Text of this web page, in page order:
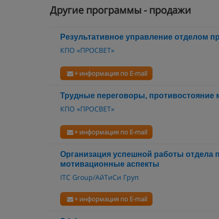
Другие программы - продажи
Результативное управление отделом
КПО «ПРОСВЕТ»
+ информация по E-mail
Трудные переговоры, противостояние
КПО «ПРОСВЕТ»
+ информация по E-mail
Организация успешной работы отдела
мотивационные аспекты
ITC Group/АйТиСи Груп
+ информация по E-mail